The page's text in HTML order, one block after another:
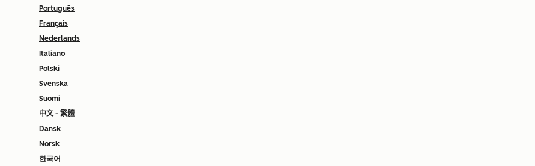
Português
Français
Nederlands
Italiano
Polski
Svenska
Suomi
中文 - 繁體
Dansk
Norsk
한국어